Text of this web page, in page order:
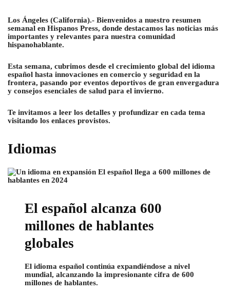
Los Ángeles (California).- Bienvenidos a nuestro resumen
semanal en Hispanos Press, donde destacamos las noticias más
importantes y relevantes para nuestra comunidad
hispanohablante.
Esta semana, cubrimos desde el crecimiento global del idioma
español hasta innovaciones en comercio y seguridad en la
frontera, pasando por eventos deportivos de gran envergadura
y consejos esenciales de salud para el invierno.
Te invitamos a leer los detalles y profundizar en cada tema
visitando los enlaces provistos.
Idiomas
El español alcanza 600
millones de hablantes
globales
El idioma español continúa expandiéndose a nivel
mundial, alcanzando la impresionante cifra de 600
millones de hablantes.